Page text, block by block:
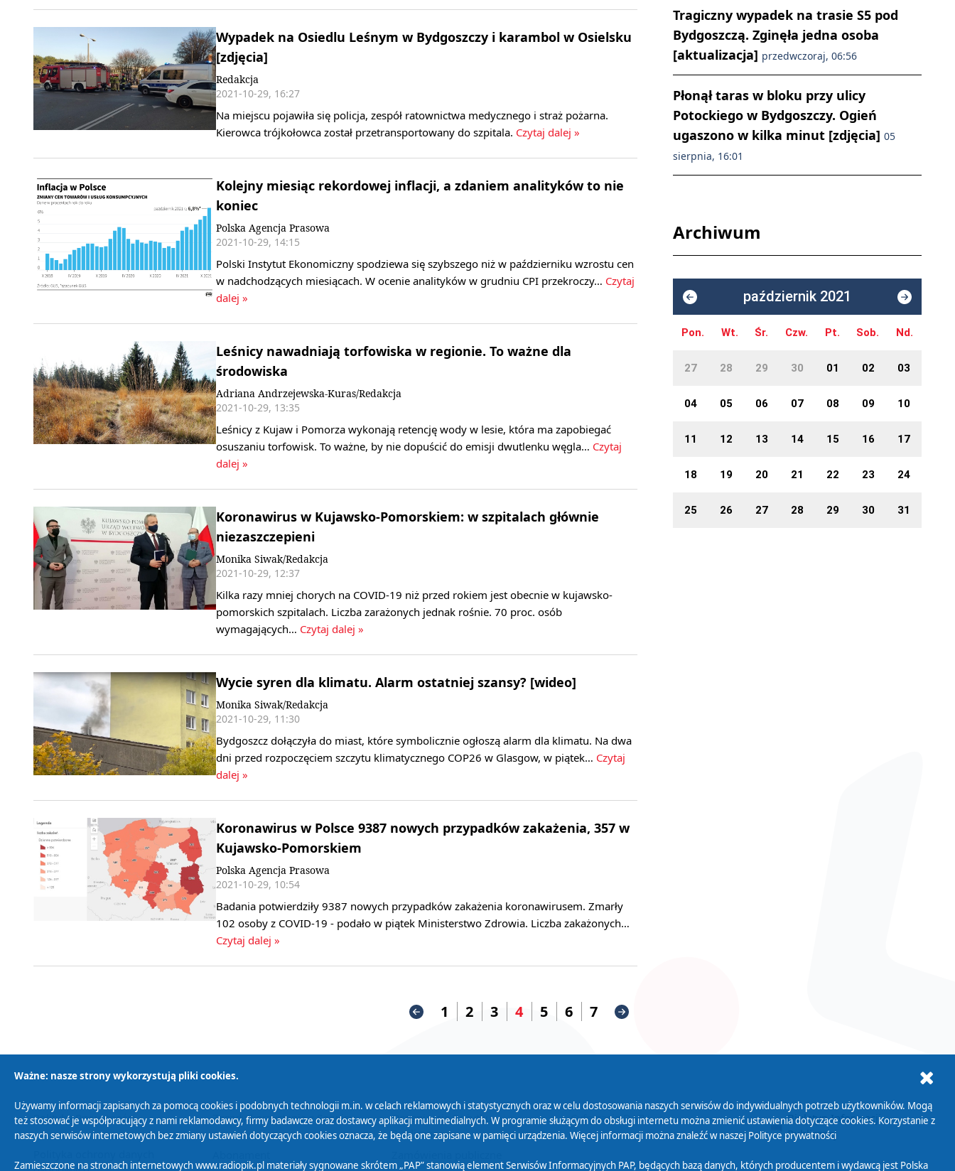
Wypadek na Osiedlu Leśnym w Bydgoszczy i karambol w Osielsku
[zdjęcia]
Redakcja
2021-10-29, 16:27
Na miejscu pojawiła się policja, zespół ratownictwa medycznego i straż pożarna.
Kierowca trójkołowca został przetransportowany do szpitala. Czytaj dalej »
Kolejny miesiąc rekordowej inflacji, a zdaniem analityków to nie
koniec
Polska Agencja Prasowa
2021-10-29, 14:15
Polski Instytut Ekonomiczny spodziewa się szybszego niż w październiku wzrostu cen
w nadchodzących miesiącach. W ocenie analityków w grudniu CPI przekroczy… Czytaj
dalej »
Leśnicy nawadniają torfowiska w regionie. To ważne dla
środowiska
Adriana Andrzejewska-Kuras/Redakcja
2021-10-29, 13:35
Leśnicy z Kujaw i Pomorza wykonają retencję wody w lesie, która ma zapobiegać
osuszaniu torfowisk. To ważne, by nie dopuścić do emisji dwutlenku węgla… Czytaj
dalej »
Koronawirus w Kujawsko-Pomorskiem: w szpitalach głównie
niezaszczepieni
Monika Siwak/Redakcja
2021-10-29, 12:37
Kilka razy mniej chorych na COVID-19 niż przed rokiem jest obecnie w kujawsko-
pomorskich szpitalach. Liczba zarażonych jednak rośnie. 70 proc. osób
wymagających… Czytaj dalej »
Wycie syren dla klimatu. Alarm ostatniej szansy? [wideo]
Monika Siwak/Redakcja
2021-10-29, 11:30
Bydgoszcz dołączyła do miast, które symbolicznie ogłoszą alarm dla klimatu. Na dwa
dni przed rozpoczęciem szczytu klimatycznego COP26 w Glasgow, w piątek… Czytaj
dalej »
Koronawirus w Polsce 9387 nowych przypadków zakażenia, 357 w
Kujawsko-Pomorskiem
Polska Agencja Prasowa
2021-10-29, 10:54
Badania potwierdziły 9387 nowych przypadków zakażenia koronawirusem. Zmarły
102 osoby z COVID-19 - podało w piątek Ministerstwo Zdrowia. Liczba zakażonych…
Czytaj dalej »
1 2 3 4 5 6 7
Tragiczny wypadek na trasie S5 pod
Bydgoszczą. Zginęła jedna osoba
[aktualizacja] przedwczoraj, 06:56
Płonął taras w bloku przy ulicy
Potockiego w Bydgoszczy. Ogień
ugaszono w kilka minut [zdjęcia] 05
sierpnia, 16:01
Archiwum
październik 2021
Pon. Wt. Śr. Czw. Pt. Sob. Nd.
27 28 29 30 01 02 03
04 05 06 07 08 09 10
11 12 13 14 15 16 17
18 19 20 21 22 23 24
25 26 27 28 29 30 31
Polityka Prywatności Zasady korzystania z Serwisu
Organizacje Pożytku
Publicznego
Cyfryzacja DAB+
Biuletyn Informacji
Publicznej
Ważne: nasze strony wykorzystują pliki cookies.
Używamy informacji zapisanych za pomocą cookies i podobnych technologii m.in. w celach reklamowych i statystycznych oraz w celu dostosowania naszych serwisów do indywidualnych potrzeb użytkowników. Mogą
też stosować je współpracujący z nami reklamodawcy, firmy badawcze oraz dostawcy aplikacji multimedialnych. W programie służącym do obsługi internetu można zmienić ustawienia dotyczące cookies. Korzystanie z
naszych serwisów internetowych bez zmiany ustawień dotyczących cookies oznacza, że będą one zapisane w pamięci urządzenia. Więcej informacji można znaleźć w naszej Polityce prywatności
Zamieszczone na stronach internetowych www.radiopik.pl materiały sygnowane skrótem „PAP” stanowią element Serwisów Informacyjnych PAP, będących bazą danych, których producentem i wydawcą jest Polska